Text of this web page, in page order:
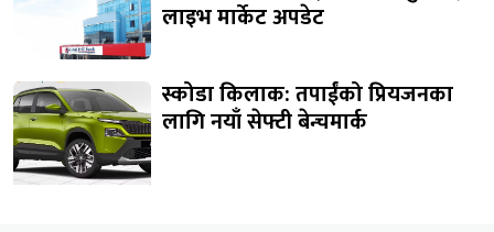
लाइभ मार्केट अपडेट
स्कोडा किलाक: तपाईंको प्रियजनका
लागि नयाँ सेफ्टी बेन्चमार्क